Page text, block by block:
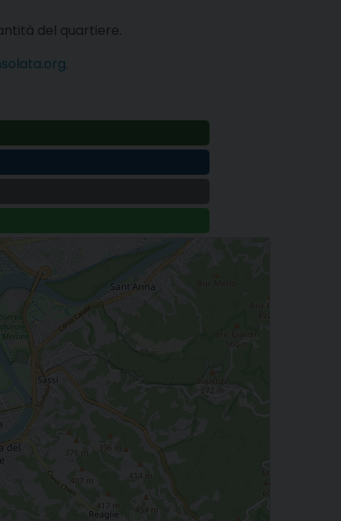
del quartiere.
.